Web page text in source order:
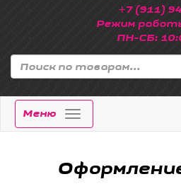
+7 (911)
Режим
ПН-СБ:
Меню